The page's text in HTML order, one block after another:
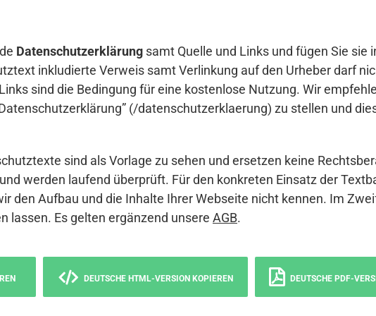
Datenschutzerklärung samt Quelle und Links und fügen Sie
inkludierte Verweis samt Verlinkung auf den Urheber darf
sind die Bedingung für eine kostenlose Nutzung. Wir
(/datenschutzerklaerung) zu stellen und
sind als Vorlage zu sehen und ersetzen keine
werden laufend überprüft. Für den konkreten Einsatz der
den Aufbau und die Inhalte Ihrer Webseite nicht kennen. Im
lassen. Es gelten ergänzend unsere AGB.
DEUTSCHE HTML-VERSION KOPIEREN DEUTSCHE PDF-